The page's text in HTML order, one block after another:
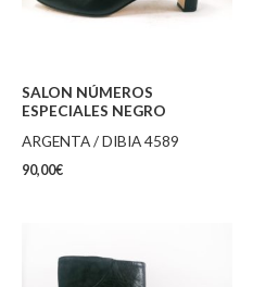
SALON NÚMEROS
ESPECIALES NEGRO
ARGENTA / DIBIA 4589
90,00€